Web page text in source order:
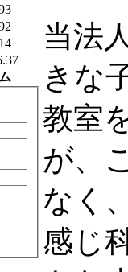
当法
きな
教室
が、
なく
感じ